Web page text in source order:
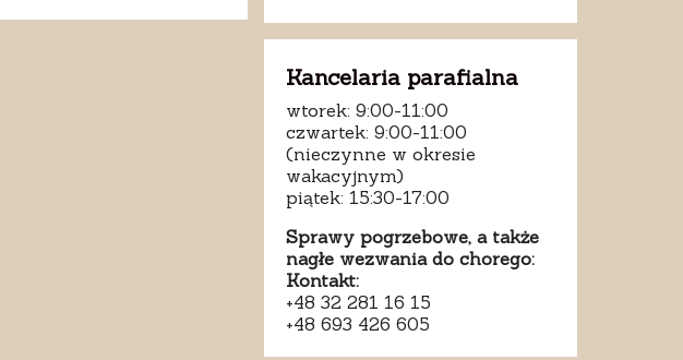
Kancelaria parafialna
wtorek: 9:00-11:00
czwartek: 9:00-11:00
(nieczynne w okresie
wakacyjnym)
piątek: 15:30-17:00
Sprawy pogrzebowe, a także
nagłe wezwania do chorego:
Kontakt:
+48 32 281 16 15
+48 693 426 605